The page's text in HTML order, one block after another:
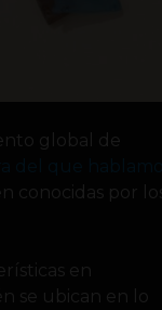
global de
conocidas por los
en
se ubican en lo